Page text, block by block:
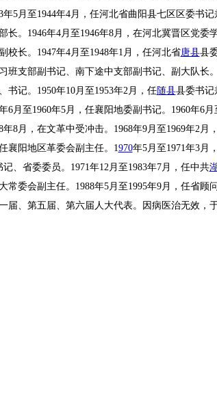
5月至1944年4月，任河北省曲阳县七区区委书记
。1946年4月至1946年8月，在河北冀晋区党委学
校长。1947年4月至1948年1月，任河北省唐县县
班支部副书记、南下途中支部副书记、副大队长
书记。1950年10月至1953年2月，任随县县委书记
6月至1960年5月，任襄阳地委副书记。1960年6月
8月，在文革中受冲击。1968年9月至1969年2月
襄阳地区革委会副主任。1970年5月至1971年3月
、省委委员。1971年12月至1983年7月，任中共
常委会副主任。1988年5月至1995年9月，任省顾
、第五届、第六届人大代表。因病医治无效，